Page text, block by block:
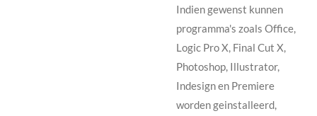
Indien gewenst kunnen
programma's zoals Office,
Logic Pro X, Final Cut X,
Photoshop, Illustrator,
Indesign en Premiere
worden geinstalleerd,